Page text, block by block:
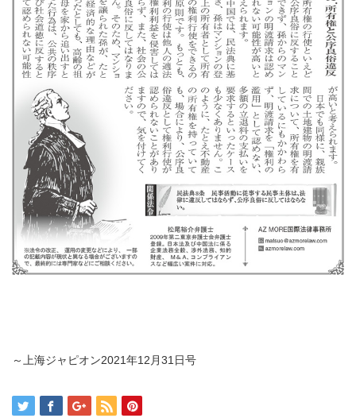
～上海ジャピオン2021年12月31日号